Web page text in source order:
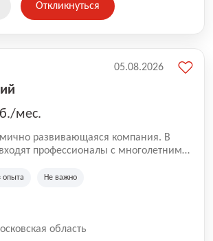
Откликнуться
мес.
развивающаяся компания. В
профессионалы с многолетним
а накопленный опыт позволяют
опыта Не важно
область
05.08.2026